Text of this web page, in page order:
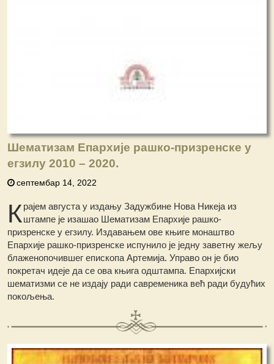
Шематизам Епархије рашко-призренске у
егзилу 2010 – 2020.
септембар 14, 2022
Крајем августа у издању Задужбине Нова Никеја из
штампе је изашао Шематизам Епархије рашко-
призренске у егзилу. Издавањем ове књиге монаштво
Епархије рашко-призренске испунило је једну заветну жељу
блаженопочившег епископа Артемија. Управо он је био
покретач идеје да се ова књига одштампа. Епархијски
шематизми се не издају ради савременика већ ради будућих
покољења.